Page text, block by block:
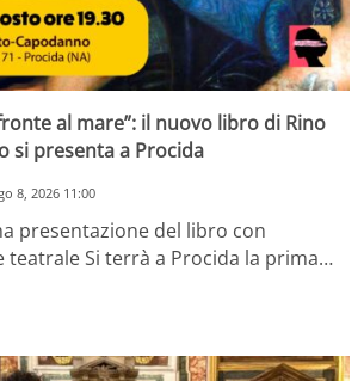
al mare”: il nuovo libro di Rino
si presenta a Procida
8, 2026 11:00
presentazione del libro con
teatrale Si terrà a Procida la prima…